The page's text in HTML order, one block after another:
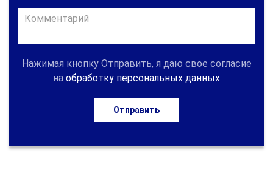
Нажимая кнопку Отправить, я даю свое согласие
на обработку персональных данных
Отправить